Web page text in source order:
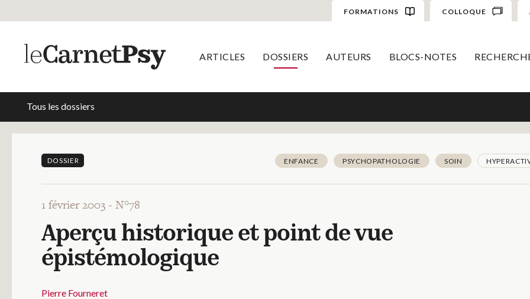
FORMATIONS COLLOQUE
ARTICLES DOSSIERS AUTEURS BLOCS-NOTES
Tous les dossiers
DOSSIER ENFANCE PSYCHOPATHOLOGIE SOIN
1 février 2003 - N°78
Aperçu historique et point de vue
épistémologique
Pierre Fourneret